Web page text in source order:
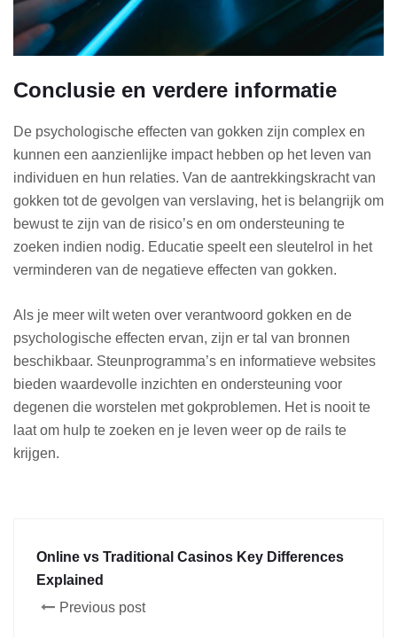
Conclusie en verdere informatie
De psychologische effecten van gokken zijn complex en
kunnen een aanzienlijke impact hebben op het leven van
individuen en hun relaties. Van de aantrekkingskracht van
gokken tot de gevolgen van verslaving, het is belangrijk om
bewust te zijn van de risico’s en om ondersteuning te
zoeken indien nodig. Educatie speelt een sleutelrol in het
verminderen van de negatieve effecten van gokken.
Als je meer wilt weten over verantwoord gokken en de
psychologische effecten ervan, zijn er tal van bronnen
beschikbaar. Steunprogramma’s en informatieve websites
bieden waardevolle inzichten en ondersteuning voor
degenen die worstelen met gokproblemen. Het is nooit te
laat om hulp te zoeken en je leven weer op de rails te
krijgen.
Online vs Traditional Casinos Key Differences
Explained
Previous post